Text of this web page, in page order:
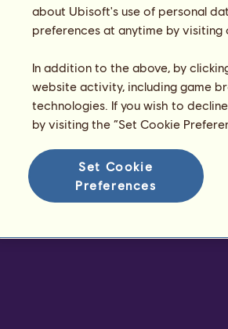
about Ubisoft's use of personal
preferences at anytime by
In addition to the above, by
website activity, including game
technologies. If you wish to
by visiting the “Set Cookie
Set Cookie
Preferences